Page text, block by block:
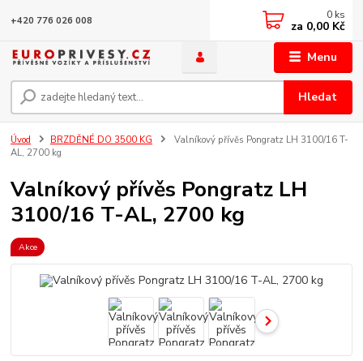
Menu
Hledat
+420 776 026 008 0 ks
za 0,00 Kč
Úvod BRZDĚNÉ DO 3500 KG
Valníkový přívěs Pongratz LH 3100/16 T-
AL, 2700 kg
Valníkový přívěs Pongratz LH
3100/16 T-AL, 2700 kg
Akce